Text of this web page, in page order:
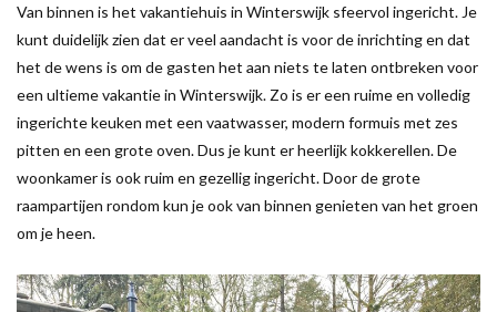
Van binnen is het vakantiehuis in Winterswijk sfeervol ingericht. Je
kunt duidelijk zien dat er veel aandacht is voor de inrichting en dat
het de wens is om de gasten het aan niets te laten ontbreken voor
een ultieme vakantie in Winterswijk. Zo is er een ruime en volledig
ingerichte keuken met een vaatwasser, modern formuis met zes
pitten en een grote oven. Dus je kunt er heerlijk kokkerellen. De
woonkamer is ook ruim en gezellig ingericht. Door de grote
raampartijen rondom kun je ook van binnen genieten van het groen
om je heen.